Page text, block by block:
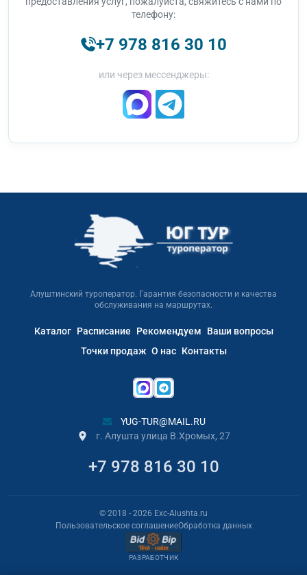
телефону:
+7 978 816 30 10
или через мессенджеры:
Алуштинский туроператор. Гарантия безопасности и качества
обслуживания на маршрутах.
Каталог Расписание Рекомендуем
Ваши вопросы
Точки продаж О нас Контакты
YUG-TUR@MAIL.RU
г. Алушта улица В.Хромых, 27
+7 978 816 30 10
© 2018 - 2026 Exc-Alushta.ru
Пользовательское соглашениеОбработка данных
РАЗРАБОТЧИК